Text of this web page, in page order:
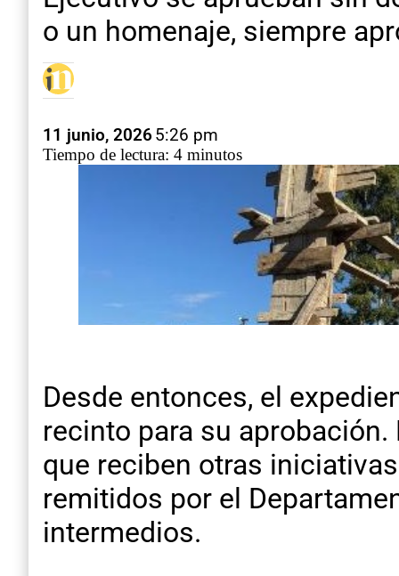
o un homenaje, siempre
11 junio, 20265:26 pm
Tiempo de lectura: 4 minutos
Desde entonces, el
recinto para su
que reciben otras
remitidos por el
intermedios.